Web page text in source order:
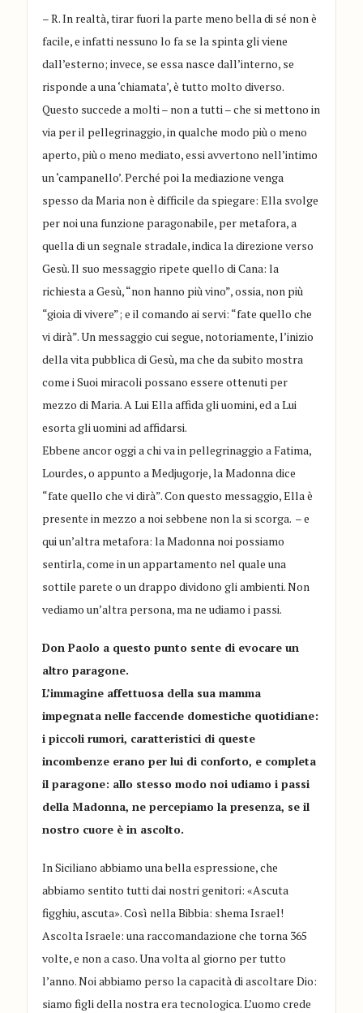
– R. In realtà, tirar fuori la parte meno bella di sé non è
facile, e infatti nessuno lo fa se la spinta gli viene
dall’esterno; invece, se essa nasce dall’interno, se
risponde a una ‘chiamata’, è tutto molto diverso.
Questo succede a molti – non a tutti – che si mettono in
via per il pellegrinaggio, in qualche modo più o meno
aperto, più o meno mediato, essi avvertono nell’intimo
un ‘campanello’. Perché poi la mediazione venga
spesso da Maria non è difficile da spiegare: Ella svolge
per noi una funzione paragonabile, per metafora, a
quella di un segnale stradale, indica la direzione verso
Gesù. Il suo messaggio ripete quello di Cana: la
richiesta a Gesù, “non hanno più vino”, ossia, non più
“gioia di vivere”; e il comando ai servi: “fate quello che
vi dirà”. Un messaggio cui segue, notoriamente, l’inizio
della vita pubblica di Gesù, ma che da subito mostra
come i Suoi miracoli possano essere ottenuti per
mezzo di Maria. A Lui Ella affida gli uomini, ed a Lui
esorta gli uomini ad affidarsi.
Ebbene ancor oggi a chi va in pellegrinaggio a Fatima,
Lourdes, o appunto a Medjugorje, la Madonna dice
“fate quello che vi dirà”. Con questo messaggio, Ella è
presente in mezzo a noi sebbene non la si scorga. – e
qui un’altra metafora: la Madonna noi possiamo
sentirla, come in un appartamento nel quale una
sottile parete o un drappo dividono gli ambienti. Non
vediamo un’altra persona, ma ne udiamo i passi.
Don Paolo a questo punto sente di evocare un
altro paragone.
L’immagine affettuosa della sua mamma
impegnata nelle faccende domestiche quotidiane:
i piccoli rumori, caratteristici di queste
incombenze erano per lui di conforto, e completa
il paragone: allo stesso modo noi udiamo i passi
della Madonna, ne percepiamo la presenza, se il
nostro cuore è in ascolto.
In Siciliano abbiamo una bella espressione, che
abbiamo sentito tutti dai nostri genitori: «Ascuta
figghiu, ascuta». Così nella Bibbia: shema Israel!
Ascolta Israele: una raccomandazione che torna 365
volte, e non a caso. Una volta al giorno per tutto
l’anno. Noi abbiamo perso la capacità di ascoltare Dio:
siamo figli della nostra era tecnologica. L’uomo crede